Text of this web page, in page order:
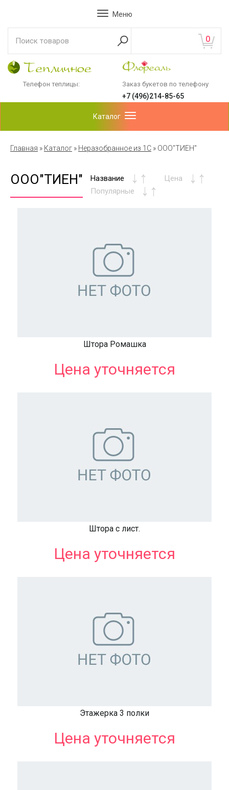
Меню
0
Телефон теплицы: Заказ букетов по телефону
+7 (496)214-85-65
Каталог
Главная » Каталог » Неразобранное из 1С » ООО"ТИЕН"
ООО"ТИЕН" Название
Цена
Популярные
Штора Ромашка
Цена уточняется
Штора с лист.
Цена уточняется
Этажерка 3 полки
Цена уточняется